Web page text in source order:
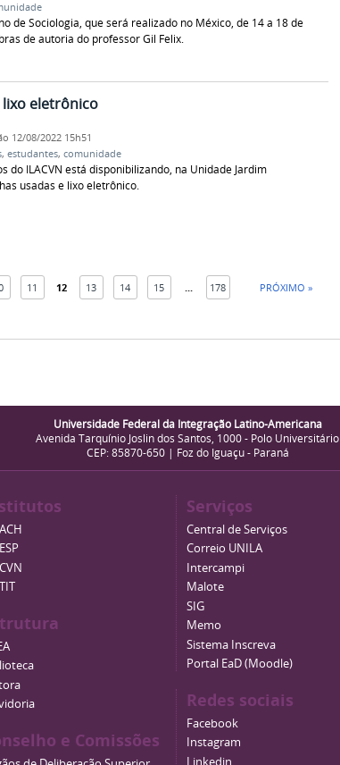
de Sociologia, que será realizado no México, de 14 a 18 de
de autoria do professor Gil Felix.
lixo eletrônico
12/08/2022 15h51
, estudantes, comunidade
do ILACVN está disponibilizando, na Unidade Jardim
usadas e lixo eletrônico.
11 12 13 14 15 178 PRÓXIMO »
Universidade Federal da Integração Latino-Americana
Avenida Tarquínio Joslin dos Santos, 1000 - Polo Universitário
CEP: 85870-650 | Foz do Iguaçu - Paraná
e Comissões
Serviços
Central de Serviços
Correio UNILA
Intercampi
Malote
SIG
Memo
Sistema Inscreva
Portal EaD (Moodle)
Redes sociais
Facebook
Instagram
Linkedin